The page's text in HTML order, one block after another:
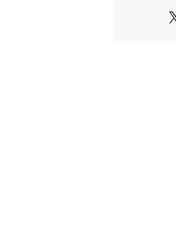
またパソコン・ス